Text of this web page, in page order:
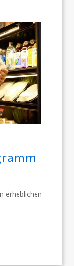
erheblichen